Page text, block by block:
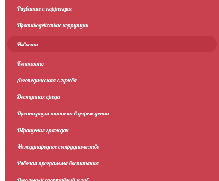
Развитие и коррекция
Противодействие коррупции
Новости
Контакты
Логопедическая служба
Доступная среда
Организация питания в учреждении
Обращения граждан
Международное сотрудничество
Рабочая программа воспитания